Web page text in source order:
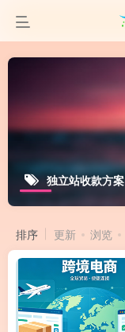
独立站收款方案
排序 更新 浏览